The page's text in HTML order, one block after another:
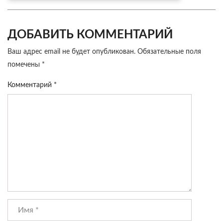
ДОБАВИТЬ КОММЕНТАРИЙ
Ваш адрес email не будет опубликован. Обязательные поля
помечены *
Комментарий *